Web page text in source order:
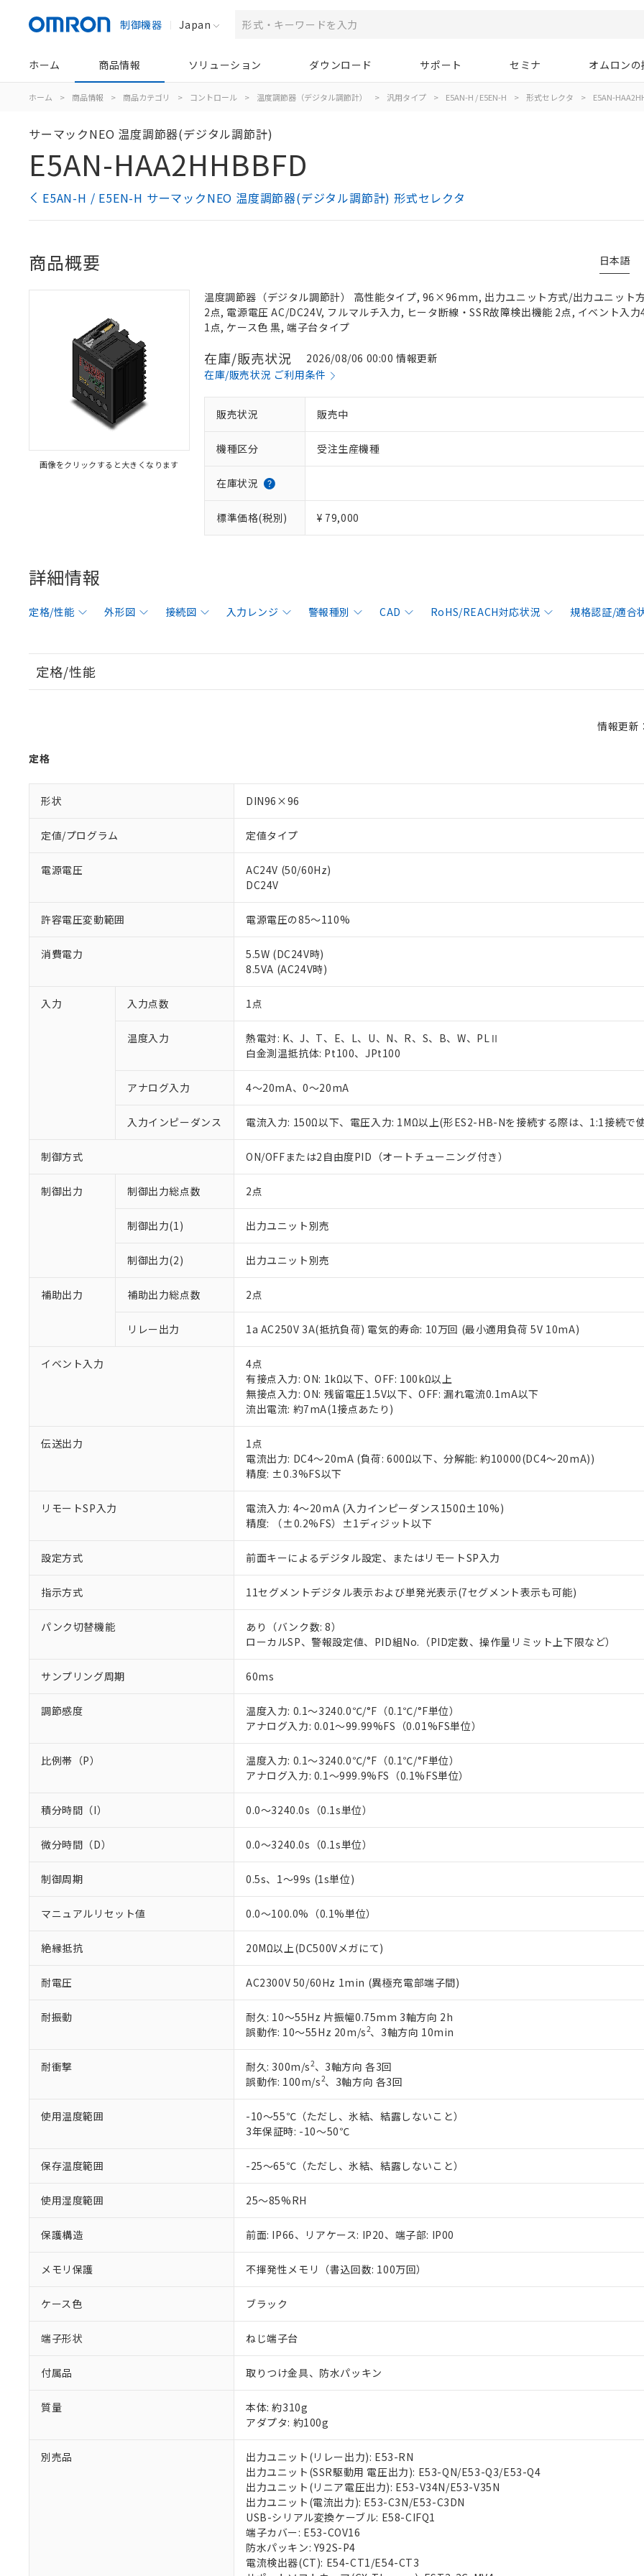
制御機器 Japan
ホーム 商品情報 ソリューション ダウンロード サポート セミナ オムロン
ホーム > 商品情報 > 商品カテゴリ > コントロール > 温度調節器（デジタル調節計） > 汎用タイプ > E5AN-H / E5EN-H > 形式セレクタ > E5AN-
サーマックNEO 温度調節器(デジタル調節計)
E5AN-HAA2HHBBFD
E5AN-H / E5EN-H サーマックNEO 温度調節器(デジタル調節計) 形式セレクタ
日本語
商品概要
画像をクリックすると大きくなります
温度調節器（デジタル調節計） 高性能タイプ, 96×96mm, 出力ユニット方式/出力ユニット
2点, 電源電圧 AC/DC24V, フルマルチ入力, ヒータ断線・SSR故障検出機能 2点, イベント入
1点, ケース色 黒, 端子台タイプ
在庫/販売状況
2026/08/06 00:00 情報更新
在庫/販売状況 ご利用条件
販売状況 販売中
機種区分 受注生産機種
在庫状況
標準価格(税別) ¥ 79,000
詳細情報
定格/性能 外形図 接続図 入力レンジ 警報種別 CAD RoHS/REACH対応状況 規格認証/適合
定格/性能
情報更
定格
形状 DIN96×96
定値/プログラム 定値タイプ
電源電圧
AC24V (50/60Hz)
DC24V
許容電圧変動範囲 電源電圧の85～110%
消費電力
5.5W (DC24V時)
8.5VA (AC24V時)
入力 入力点数 1点
温度入力
熱電対: K、J、T、E、L、U、N、R、S、B、W、PLⅡ
白金測温抵抗体: Pt100、JPt100
アナログ入力 4～20mA、0～20mA
入力インピーダンス 電流入力: 150Ω以下、電圧入力: 1MΩ以上(形ES2-HB-Nを接続する際は、1:1接続で
制御方式 ON/OFFまたは2自由度PID（オートチューニング付き）
制御出力 制御出力総点数 2点
制御出力(1) 出力ユニット別売
制御出力(2) 出力ユニット別売
補助出力 補助出力総点数 2点
リレー出力 1a AC250V 3A(抵抗負荷) 電気的寿命: 10万回 (最小適用負荷 5V 10mA)
イベント入力
4点
有接点入力: ON: 1kΩ以下、OFF: 100kΩ以上
無接点入力: ON: 残留電圧1.5V以下、OFF: 漏れ電流0.1mA以下
流出電流: 約7mA(1接点あたり)
伝送出力
1点
電流出力: DC4～20mA (負荷: 600Ω以下、分解能: 約10000(DC4～20mA))
精度: ±0.3%FS以下
リモートSP入力
電流入力: 4～20mA (入力インピーダンス150Ω±10%)
精度: （±0.2%FS）±1ディジット以下
設定方式 前面キーによるデジタル設定、またはリモートSP入力
指示方式 11セグメントデジタル表示および単発光表示(7セグメント表示も可能)
パンク切替機能
あり（バンク数: 8）
ローカルSP、警報設定値、PID組No.（PID定数、操作量リミット上下限など）
サンプリング周期 60ms
調節感度
温度入力: 0.1～3240.0℃/°F（0.1℃/°F単位）
アナログ入力: 0.01～99.99%FS（0.01%FS単位）
比例帯（P）
温度入力: 0.1～3240.0℃/°F（0.1℃/°F単位）
アナログ入力: 0.1～999.9%FS（0.1%FS単位）
積分時間（I） 0.0～3240.0s（0.1s単位）
微分時間（D） 0.0～3240.0s（0.1s単位）
制御周期 0.5s、1～99s (1s単位)
マニュアルリセット値 0.0～100.0%（0.1%単位）
絶縁抵抗 20MΩ以上(DC500Vメガにて)
耐電圧 AC2300V 50/60Hz 1min (異極充電部端子間)
耐振動
耐久: 10～55Hz 片振幅0.75mm 3軸方向 2h
誤動作: 10～55Hz 20m/s2、3軸方向 10min
耐衝撃 耐久: 300m/s2、3軸方向 各3回
誤動作: 100m/s2、3軸方向 各3回
使用温度範囲
-10～55℃（ただし、氷結、結露しないこと）
3年保証時: -10～50℃
保存温度範囲 -25～65℃（ただし、氷結、結露しないこと）
使用湿度範囲 25～85%RH
保護構造 前面: IP66、リアケース: IP20、端子部: IP00
メモリ保護 不揮発性メモリ（書込回数: 100万回）
ケース色 ブラック
端子形状 ねじ端子台
付属品 取りつけ金具、防水パッキン
質量
本体: 約310g
アダプタ: 約100g
別売品
出力ユニット(リレー出力): E53-RN
出力ユニット(SSR駆動用 電圧出力): E53-QN/E53-Q3/E53-Q4
出力ユニット(リニア電圧出力): E53-V34N/E53-V35N
出力ユニット(電流出力): E53-C3N/E53-C3DN
USB-シリアル変換ケーブル: E58-CIFQ1
端子カバー: E53-COV16
防水パッキン: Y92S-P4
電流検出器(CT): E54-CT1/E54-CT3
ご利用条件
以下の条件をお読みいただき、同意のうえご利用ください。
本サービスは、当社制御機器事業取扱商品の当社在庫状況および標準価格(税抜)
くものです。
当社制御機器事業取扱商品の中には、本サービスの対象外となる商品もあること
在庫状況および標準価格照会結果は、記載している更新日時点での社内データに
い。
正式な納期状況および標準価格はお客様のお取引先、またはお客様担当のオムロ
当社販売員にご相談ください。
在庫状況および標準価格結果を当社の事前の承諾なく第三者に漏洩または開示し
す。
マイパーツ機能（部品リスト作成サービス）をご利用いただくには、I-Webメン
ている必要があります。
お客様が当ウェブサイト上で当社にご登録された部品リストについて、当社およ
が、当社の製品・サービスに関するお客様との取引・商談に必要な範囲で利用す
さい。
※1 対応状況
対応済み：EU RoHS指令（10物質）の非含有に対応した製品が提供可能な商品です
対応予定：EU RoHS指令（10物質）の非含有に対応した製品に切り替える予定のある
対応予定なし：EU RoHS指令（10物質）の非含有に非対応の商品で、対応品を出す予
調査・確認中：EU RoHS指令（10物質）の非含有の対応状況を調査中または確認中の
があります。
*EU RoHS指令（10物質）：
鉛(Pb) 1000ppm以下、 水銀(Hg) 1000ppm以下、 カドミウム(Cd) 100ppm以下、
六価クロム(Cr(Ⅵ)) 1000ppm以下、ポリ臭化ビフェニル類(PBB) 1000ppm以下、ポリ臭化ジフェニルエーテル
フタル酸ビス(2-エチルヘキシル) (DEHP)(別名：DOP) 1000ppm以下、フタル酸ブチルベンジル（BBP）
ル（DBP） 1000ppm以下、フタル酸ジイソブチル (DIBP) 1000ppm以下
但し、RoHS指令で産業用監視および制御機器に対する適用除外項目は除く。
フタル酸エステル類の４物質については閾値を超える意図的な使用がないことを確認しています。
※2 対応予定月
部品在庫の切り替え状況などにより、予定月が前後することがあります。
※3 非含有証明書ダウンロード
下記の非含有証明書をダウンロードすることができます。
EU RoHS指令（10物質）の非含有証明書
51物質の非含有証明書（当社基準）
※本証明書は発行日時点で非含有を証明するもので、過去に遡って非含有を証明するも
また、RoHS指令のフタル酸エステル類４物質の対応では、対応完了までの期間は出
混在することから備考欄に対応日を記載しておりました。
既に当社にて対応品への在庫切替を完了していることから、特段のことがない限り
り割愛しております。
※1 中国RoHS○×表
「○」：最大均質材料含有率が中国RoHSの基準値以下であることを示します。
「×」：最大均質材料含有率が中国RoHSの基準値を超えていることを示します。
「－」：未確認です。当社販売部門へお問い合わせください。
Pb(鉛) :1000ppm、 Hg(水銀) : 1000ppm、 Cd(カドミウム) : 100ppm、
DEHP(フタル酸ビス(2-エチルヘキシル)) : 1000ppm
※2 環境保護使用期限
「10」：通常の使用状況下において有害物質が外部に漏えいし、環境に深刻な影響を
味します。
「－」：未確認です。当社販売部門へお問い合わせください。
当社は、これら貴社製品のうち、外国為替および外国貿易法に定める商品（以下
う）を輸出または国外への提供する場合は、日本国政府の輸出許可(または役務取
などの必要な手続きをとります。
当社は規制貨物を破棄する場合は、完全に破砕するなど、違法に輸出されないよ
ます。
当社は貴社製品を、核兵器、ミサイル、化学兵器、生物兵器またはその他武器並
置等に一切使用いたしません。
当社は、貴社製品を第三者に販売する場合は、上記1、2および3の内容を当該第
たしません。
合意する
記
説明
△ 一定数には満たないが在庫あり
－
空
受注生産機種、また在庫状況の情報を公開していない機種